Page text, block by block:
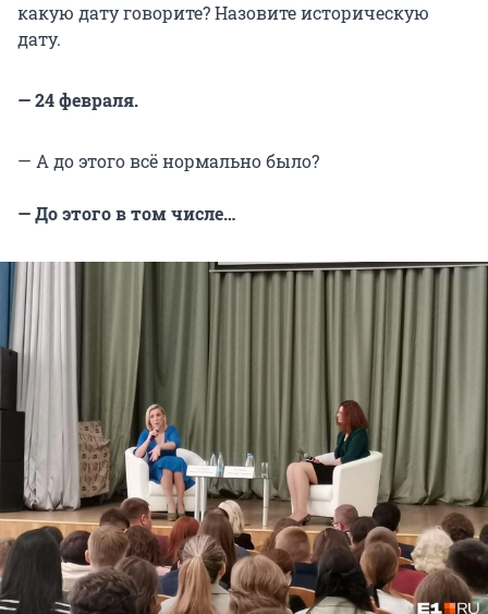
какую дату говорите? Назовите историческую
дату.
— 24 февраля.
— А до этого всё нормально было?
— До этого в том числе…